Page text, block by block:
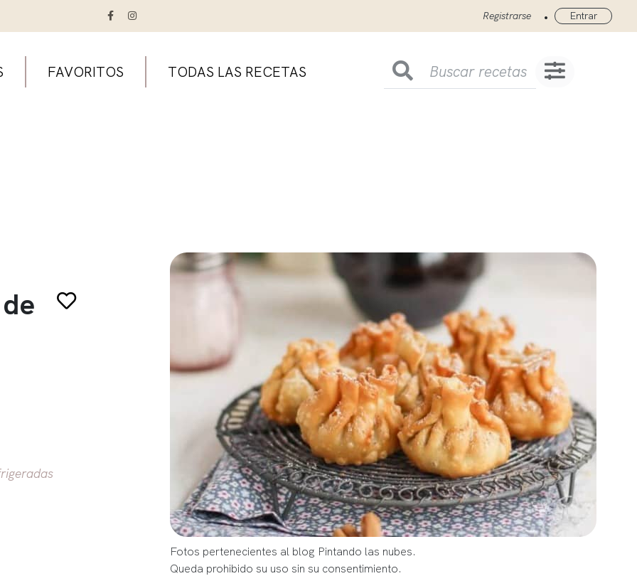
Registrarse • Entrar
FAVORITOS TODAS LAS RECETAS
Fotos pertenecientes al blog Pintando las nubes.
Queda prohibido su uso sin su consentimiento.